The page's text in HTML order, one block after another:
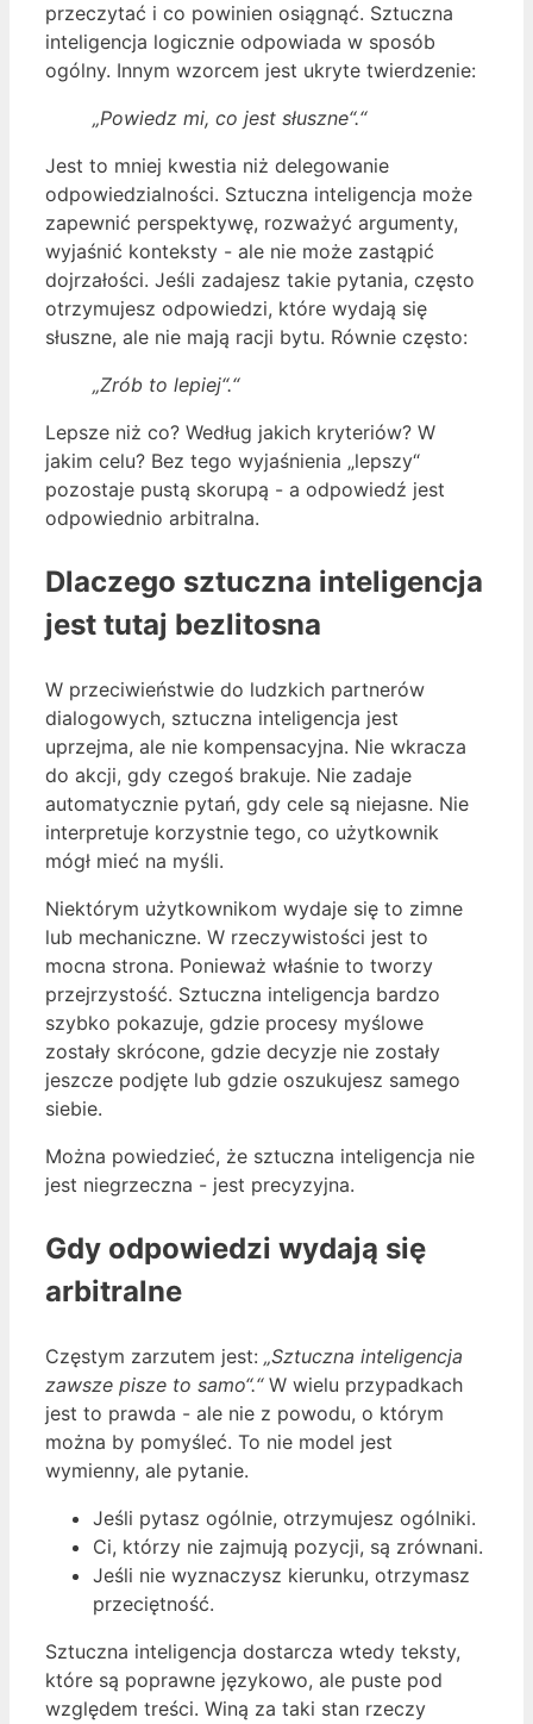
przeczytać i co powinien osiągnąć. Sztuczna
inteligencja logicznie odpowiada w sposób
ogólny. Innym wzorcem jest ukryte twierdzenie:
„Powiedz mi, co jest słuszne“.“
Jest to mniej kwestia niż delegowanie
odpowiedzialności. Sztuczna inteligencja może
zapewnić perspektywę, rozważyć argumenty,
wyjaśnić konteksty - ale nie może zastąpić
dojrzałości. Jeśli zadajesz takie pytania, często
otrzymujesz odpowiedzi, które wydają się
słuszne, ale nie mają racji bytu. Równie często:
„Zrób to lepiej“.“
Lepsze niż co? Według jakich kryteriów? W
jakim celu? Bez tego wyjaśnienia „lepszy“
pozostaje pustą skorupą - a odpowiedź jest
odpowiednio arbitralna.
Dlaczego sztuczna inteligencja
jest tutaj bezlitosna
W przeciwieństwie do ludzkich partnerów
dialogowych, sztuczna inteligencja jest
uprzejma, ale nie kompensacyjna. Nie wkracza
do akcji, gdy czegoś brakuje. Nie zadaje
automatycznie pytań, gdy cele są niejasne. Nie
interpretuje korzystnie tego, co użytkownik
mógł mieć na myśli.
Niektórym użytkownikom wydaje się to zimne
lub mechaniczne. W rzeczywistości jest to
mocna strona. Ponieważ właśnie to tworzy
przejrzystość. Sztuczna inteligencja bardzo
szybko pokazuje, gdzie procesy myślowe
zostały skrócone, gdzie decyzje nie zostały
jeszcze podjęte lub gdzie oszukujesz samego
siebie.
Można powiedzieć, że sztuczna inteligencja nie
jest niegrzeczna - jest precyzyjna.
Gdy odpowiedzi wydają się
arbitralne
Częstym zarzutem jest: „Sztuczna inteligencja
zawsze pisze to samo“.“W wielu przypadkach
jest to prawda - ale nie z powodu, o którym
można by pomyśleć. To nie model jest
wymienny, ale pytanie.
Jeśli pytasz ogólnie, otrzymujesz ogólniki.
Ci, którzy nie zajmują pozycji, są zrównani.
Jeśli nie wyznaczysz kierunku, otrzymasz
przeciętność.
Sztuczna inteligencja dostarcza wtedy teksty,
które są poprawne językowo, ale puste pod
względem treści. Winą za taki stan rzeczy